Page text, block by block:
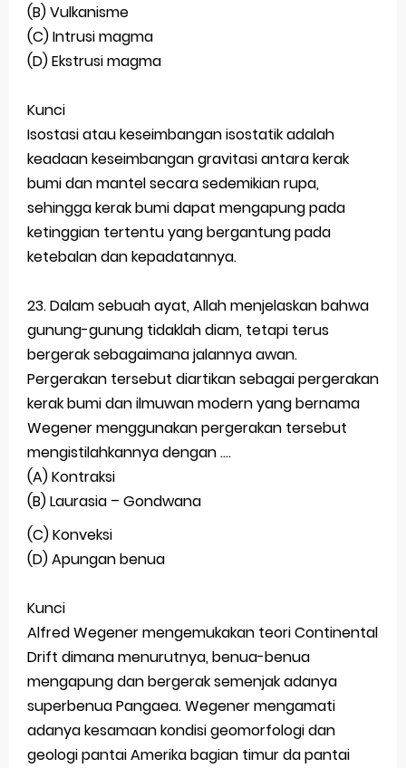
(B) Vulkanisme
(C) Intrusi magma
(D) Ekstrusi magma
Kunci
Isostasi atau keseimbangan isostatik adalah
keadaan keseimbangan gravitasi antara kerak
bumi dan mantel secara sedemikian rupa,
sehingga kerak bumi dapat mengapung pada
ketinggian tertentu yang bergantung pada
ketebalan dan kepadatannya.
23. Dalam sebuah ayat, Allah menjelaskan bahwa
gunung-gunung tidaklah diam, tetapi terus
bergerak sebagaimana jalannya awan.
Pergerakan tersebut diartikan sebagai pergerakan
kerak bumi dan ilmuwan modern yang bernama
Wegener menggunakan pergerakan tersebut
mengistilahkannya dengan ....
(A) Kontraksi
(B) Laurasia – Gondwana
(C) Konveksi
(D) Apungan benua
Kunci
Alfred Wegener mengemukakan teori Continental
Drift dimana menurutnya, benua-benua
mengapung dan bergerak semenjak adanya
superbenua Pangaea. Wegener mengamati
adanya kesamaan kondisi geomorfologi dan
geologi pantai Amerika bagian timur da pantai